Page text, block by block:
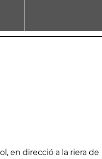
en direcció a la riera de